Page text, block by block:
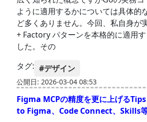
ように適用するかについては具体的
ど多くありません。今回、私自身が
+ Factory パターンを本格的に適用
した。その
タグ: #デザイン
公開日: 2026-03-04 08:53
Figma MCPの精度を更に上げる
to Figma、Code Connect、Skills